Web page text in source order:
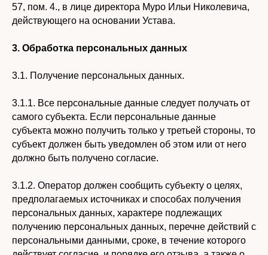
57, пом. 4., в лице директора Муро Ильи Николевича,
действующего на основании Устава.
3. Обработка персональных данных
3.1. Получение персональных данных.
3.1.1. Все персональные данные следует получать от
самого субъекта. Если персональные данные
субъекта можно получить только у третьей стороны, то
субъект должен быть уведомлен об этом или от него
должно быть получено согласие.
3.1.2. Оператор должен сообщить субъекту о целях,
предполагаемых источниках и способах получения
персональных данных, характере подлежащих
получению персональных данных, перечне действий с
персональными данными, сроке, в течение которого